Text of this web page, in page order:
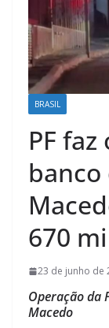
BRASIL
PF
670
23 de junho de
Operação da
Macedo